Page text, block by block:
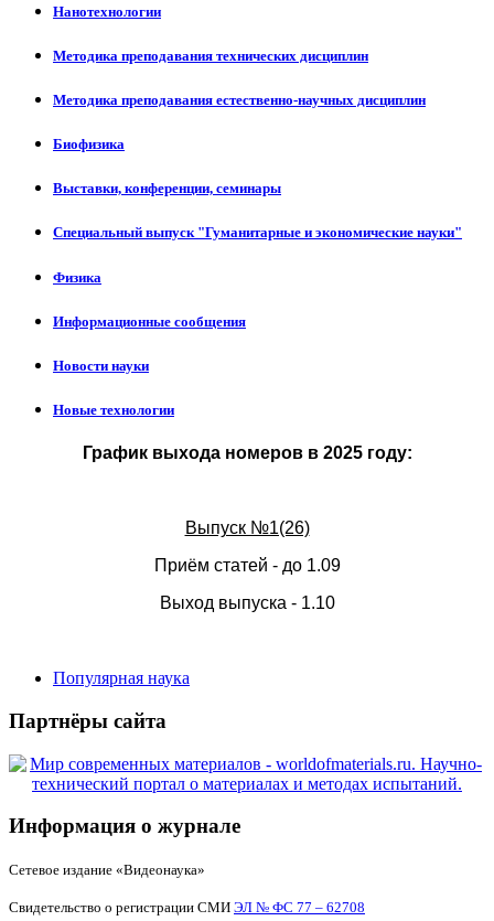
Нанотехнологии
Методика преподавания технических дисциплин
Методика преподавания естественно-научных дисциплин
Биофизика
Выставки, конференции, семинары
Специальный выпуск "Гуманитарные и экономические науки"
Физика
Информационные сообщения
Новости науки
Новые технологии
График выхода номеров в 2025 году:
Выпуск №1(26)
Приём статей - до 1.09
Выход выпуска - 1.10
Популярная наука
Партнёры сайта
Информация о журнале
Сетевое издание «Видеонаука»
Свидетельство о регистрации СМИ ЭЛ № ФС 77 – 62708